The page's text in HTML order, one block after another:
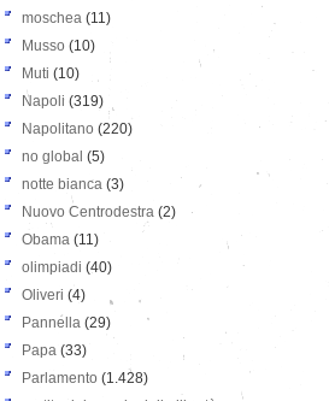
moschea (11)
Musso (10)
Muti (10)
Napoli (319)
Napolitano (220)
no global (5)
notte bianca (3)
Nuovo Centrodestra (2)
Obama (11)
olimpiadi (40)
Oliveri (4)
Pannella (29)
Papa (33)
Parlamento (1.428)